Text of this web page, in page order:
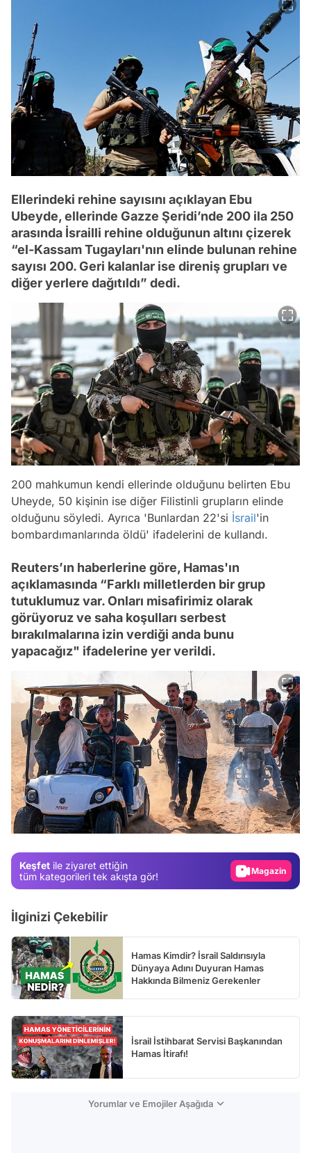
Ellerindeki rehine sayısını açıklayan Ebu
Ubeyde, ellerinde Gazze Şeridi’nde 200 ila 250
arasında İsrailli rehine olduğunun altını çizerek
“el-Kassam Tugayları'nın elinde bulunan rehine
sayısı 200. Geri kalanlar ise direniş grupları ve
diğer yerlere dağıtıldı” dedi.
200 mahkumun kendi ellerinde olduğunu belirten Ebu
Uheyde, 50 kişinin ise diğer Filistinli grupların elinde
olduğunu söyledi. Ayrıca 'Bunlardan 22'si İsrail'in
bombardımanlarında öldü' ifadelerini de kullandı.
Reuters’ın haberlerine göre, Hamas'ın
açıklamasında “Farklı milletlerden bir grup
tutuklumuz var. Onları misafirimiz olarak
görüyoruz ve saha koşulları serbest
bırakılmalarına izin verdiği anda bunu
yapacağız" ifadelerine yer verildi.
Keşfet ile ziyaret ettiğin
tüm kategorileri tek akışta gör!
Video
Test
Gündem
Video
İlginizi Çekebilir
Hamas Kimdir? İsrail Saldırısıyla
Dünyaya Adını Duyuran Hamas
Hakkında Bilmeniz Gerekenler
İsrail İstihbarat Servisi Başkanından
Hamas İtirafı!
Yorumlar ve Emojiler Aşağıda